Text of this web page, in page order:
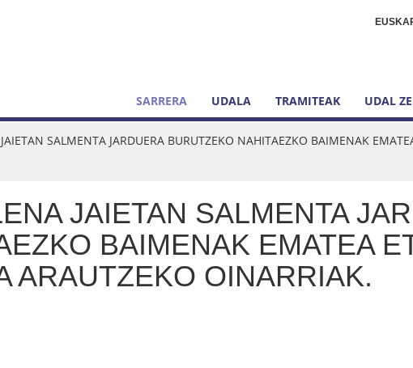
SARRERA UDALA TRAMITEAK UDAL
SALMENTA JARDUERA BURUTZEKO NAHITAEZKO BAIMENAK
JAIETAN SALMENTA
BAIMENAK EMATEA
ARAUTZEKO OINARRIAK.